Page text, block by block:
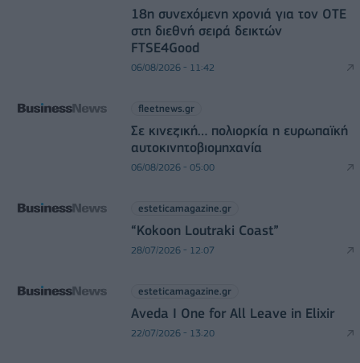
18η συνεχόμενη χρονιά για τον ΟΤΕ
στη διεθνή σειρά δεικτών
FTSE4Good
06/08/2026 - 11:42
fleetnews.gr
Σε κινεζική… πολιορκία η ευρωπαϊκή
αυτοκινητοβιομηχανία
06/08/2026 - 05:00
esteticamagazine.gr
“Kokoon Loutraki Coast”
28/07/2026 - 12:07
esteticamagazine.gr
Aveda I One for All Leave in Elixir
22/07/2026 - 13:20